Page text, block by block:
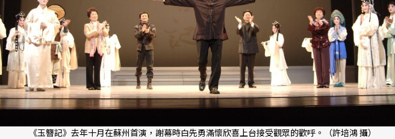
《玉簪記》去年十月在蘇州首演，謝幕時白先勇滿懷欣喜上台接受觀眾的歡呼。（許培鴻 攝）